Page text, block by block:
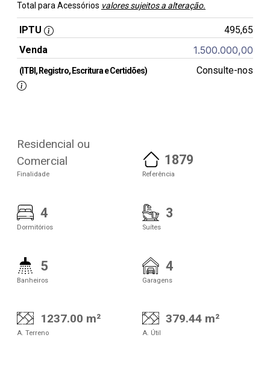
Total para Acessórios valores sujeitos a alteração.
IPTU
495,65
Venda
1.500.000,00
(ITBI, Registro, Escritura e Certidões) Consulte-nos
Residencial ou
Comercial
Finalidade
1879
Referência
4
Dormitórios
3
Suítes
5
Banheiros
4
Garagens
1237.00 m²
A. Terreno
379.44 m²
A. Útil